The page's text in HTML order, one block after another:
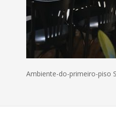
Ambiente-do-primeiro-piso